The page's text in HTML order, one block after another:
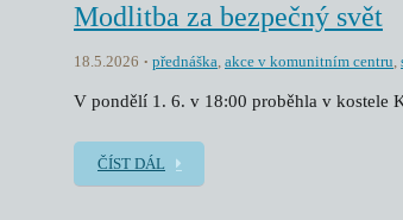
Modlitba za bezpečný svět
18.5.2026 přednáška, akce v komunitním centru,
V pondělí 1. 6. v 18:00 proběhla v kostele
ČÍST DÁL